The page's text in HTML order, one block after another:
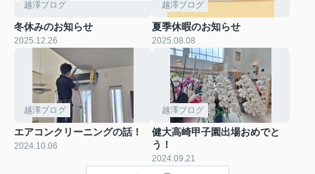
越澤ブログ
冬休みのお知らせ
2025.12.26
越澤ブログ
夏季休暇のお知らせ
2025.08.08
越澤ブログ
エアコンクリーニングの話！
2024.10.06
越澤ブログ
健大高崎甲子園出場おめでと
う！
2024.09.21